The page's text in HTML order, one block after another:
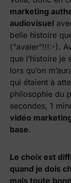
marketing
audiovisuel
belle histoire
(“avaler”!!!:-).
que l’histoire je
lors qu’on
qui étaient à
philosophie du
secondes, 1
vidéo
base.
Le choix est
quand je dois
mais toute